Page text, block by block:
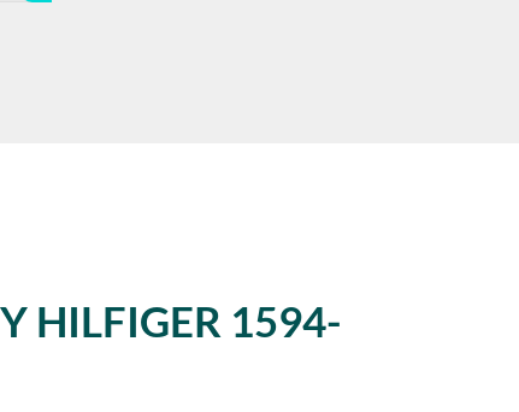
HILFIGER 1594-